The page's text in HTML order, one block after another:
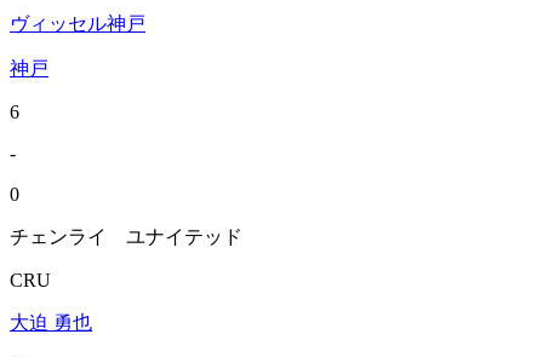
ヴィッセル神戸
神戸
6
-
0
チェンライ ユナイテッド
CRU
大迫 勇也